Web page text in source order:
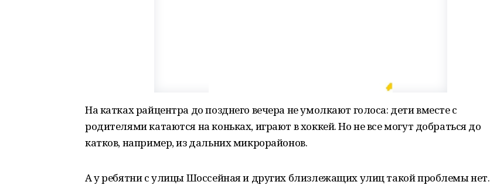
На катках райцентра до позднего вечера не умолкают голоса: дети вместе с
родителями катаются на коньках, играют в хоккей. Но не все могут добраться до
катков, например, из дальних микрорайонов.
А у ребятни с улицы Шоссейная и других близлежащих улиц такой проблемы нет.